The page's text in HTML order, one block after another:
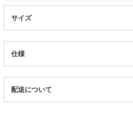
生活用品
キッチン用品
サイズ
仕様
13700093
配送について